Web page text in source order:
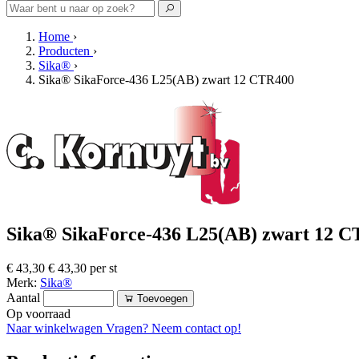
Home ›
Producten ›
Sika® ›
Sika® SikaForce-436 L25(AB) zwart 12 CTR400
Sika® SikaForce-436 L25(AB) zwart 12
€ 43,30 € 43,30 per st
Merk: Sika®
Aantal
Toevoegen
Op voorraad
Naar winkelwagen Vragen? Neem contact op!